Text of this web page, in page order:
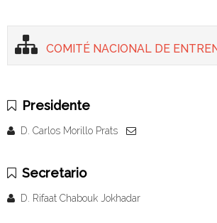
COMITÉ NACIONAL DE
Presidente
D. Carlos Morillo Prats
Secretario
D. Rifaat Chabouk Jokhadar